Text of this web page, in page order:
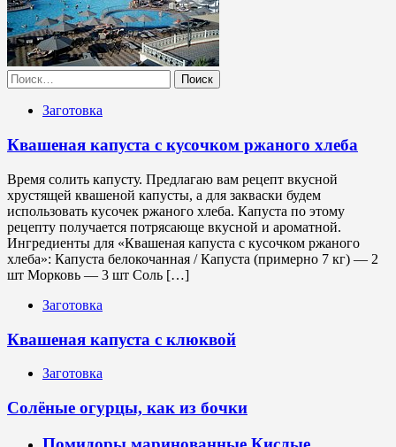
Найти:
Заготовка
Квашеная капуста с кусочком ржаного хлеба
Время солить капусту. Предлагаю вам рецепт вкусной
хрустящей квашеной капусты, а для закваски будем
использовать кусочек ржаного хлеба. Капуста по этому
рецепту получается потрясающе вкусной и ароматной.
Ингредиенты для «Квашеная капуста с кусочком ржаного
хлеба»: Капуста белокочанная / Капустa (примерно 7 кг) — 2
шт Морковь — 3 шт Соль […]
Заготовка
Квашеная капуста с клюквой
Заготовка
Солёные огурцы, как из бочки